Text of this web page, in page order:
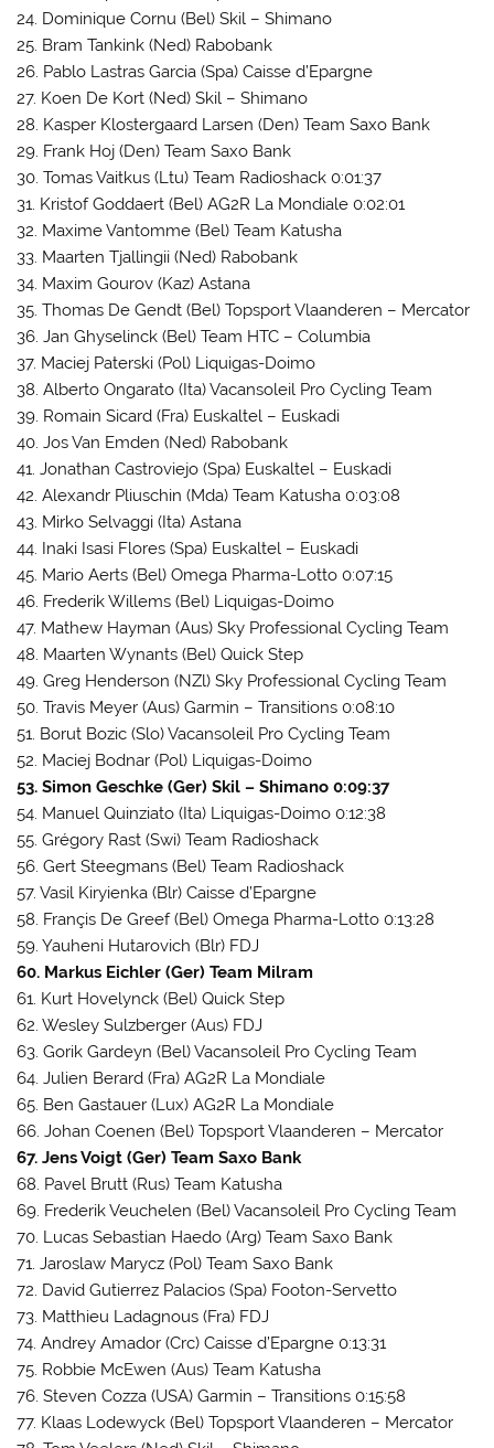
24. Dominique Cornu (Bel) Skil – Shimano
25. Bram Tankink (Ned) Rabobank
26. Pablo Lastras Garcia (Spa) Caisse d’Epargne
27. Koen De Kort (Ned) Skil – Shimano
28. Kasper Klostergaard Larsen (Den) Team Saxo Bank
29. Frank Hoj (Den) Team Saxo Bank
30. Tomas Vaitkus (Ltu) Team Radioshack 0:01:37
31. Kristof Goddaert (Bel) AG2R La Mondiale 0:02:01
32. Maxime Vantomme (Bel) Team Katusha
33. Maarten Tjallingii (Ned) Rabobank
34. Maxim Gourov (Kaz) Astana
35. Thomas De Gendt (Bel) Topsport Vlaanderen – Mercator
36. Jan Ghyselinck (Bel) Team HTC – Columbia
37. Maciej Paterski (Pol) Liquigas-Doimo
38. Alberto Ongarato (Ita) Vacansoleil Pro Cycling Team
39. Romain Sicard (Fra) Euskaltel – Euskadi
40. Jos Van Emden (Ned) Rabobank
41. Jonathan Castroviejo (Spa) Euskaltel – Euskadi
42. Alexandr Pliuschin (Mda) Team Katusha 0:03:08
43. Mirko Selvaggi (Ita) Astana
44. Inaki Isasi Flores (Spa) Euskaltel – Euskadi
45. Mario Aerts (Bel) Omega Pharma-Lotto 0:07:15
46. Frederik Willems (Bel) Liquigas-Doimo
47. Mathew Hayman (Aus) Sky Professional Cycling Team
48. Maarten Wynants (Bel) Quick Step
49. Greg Henderson (NZl) Sky Professional Cycling Team
50. Travis Meyer (Aus) Garmin – Transitions 0:08:10
51. Borut Bozic (Slo) Vacansoleil Pro Cycling Team
52. Maciej Bodnar (Pol) Liquigas-Doimo
53. Simon Geschke (Ger) Skil – Shimano 0:09:37
54. Manuel Quinziato (Ita) Liquigas-Doimo 0:12:38
55. Grégory Rast (Swi) Team Radioshack
56. Gert Steegmans (Bel) Team Radioshack
57. Vasil Kiryienka (Blr) Caisse d’Epargne
58. Françis De Greef (Bel) Omega Pharma-Lotto 0:13:28
59. Yauheni Hutarovich (Blr) FDJ
60. Markus Eichler (Ger) Team Milram
61. Kurt Hovelynck (Bel) Quick Step
62. Wesley Sulzberger (Aus) FDJ
63. Gorik Gardeyn (Bel) Vacansoleil Pro Cycling Team
64. Julien Berard (Fra) AG2R La Mondiale
65. Ben Gastauer (Lux) AG2R La Mondiale
66. Johan Coenen (Bel) Topsport Vlaanderen – Mercator
67. Jens Voigt (Ger) Team Saxo Bank
68. Pavel Brutt (Rus) Team Katusha
69. Frederik Veuchelen (Bel) Vacansoleil Pro Cycling Team
70. Lucas Sebastian Haedo (Arg) Team Saxo Bank
71. Jaroslaw Marycz (Pol) Team Saxo Bank
72. David Gutierrez Palacios (Spa) Footon-Servetto
73. Matthieu Ladagnous (Fra) FDJ
74. Andrey Amador (Crc) Caisse d’Epargne 0:13:31
75. Robbie McEwen (Aus) Team Katusha
76. Steven Cozza (USA) Garmin – Transitions 0:15:58
77. Klaas Lodewyck (Bel) Topsport Vlaanderen – Mercator